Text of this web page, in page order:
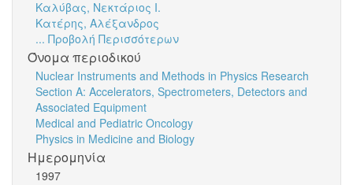
Καλύβας, Νεκτάριος Ι.
Κατέρης, Αλέξανδρος
... Προβολή Περισσότερων
Όνομα περιοδικού
Nuclear Instruments and Methods in Physics Research
Section A: Accelerators, Spectrometers, Detectors and
Associated Equipment
Medical and Pediatric Oncology
Physics in Medicine and Biology
Ημερομηνία
1997